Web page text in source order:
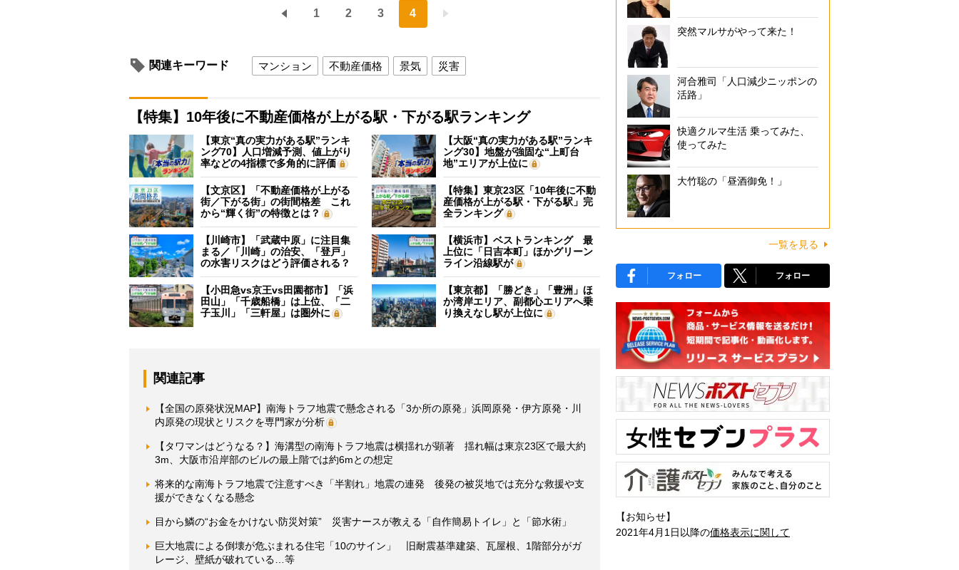
1 2 3 4
関連キーワード マンション 不動産価格 景気 災害
【特集】10年後に不動産価格が上がる駅・下がる駅ランキング
【東京“真の実力がある駅”ランキ
ング70】人口増減予測、値上がり
率などの4指標で多角的に評価
【大阪“真の実力がある駅”ランキ
ング30】地盤が強固な“上町台
地”エリアが上位に
【文京区】「不動産価格が上がる
街／下がる街」の街間格差 これ
から“輝く街”の特徴とは？
【特集】東京23区「10年後に不動
産価格が上がる駅・下がる駅」完
全ランキング
【川崎市】「武蔵中原」に注目集
まる／「川崎」の治安、「登戸」
の水害リスクはどう評価される？
【横浜市】ベストランキング 最
上位に「日吉本町」ほかグリーン
ライン沿線駅が
【小田急vs京王vs田園都市】「浜
田山」「千歳船橋」は上位、「二
子玉川」「三軒屋」は圏外に
【東京都】「勝どき」「豊洲」ほ
か湾岸エリア、副都心エリアへ乗
り換えなし駅が上位に
関連記事
【全国の原発状況MAP】南海トラフ地震で懸念される「3か所の原発」浜岡原発・伊方原発・川
内原発の現状とリスクを専門家が分析
【タワマンはどうなる？】海溝型の南海トラフ地震は横揺れが顕著 揺れ幅は東京23区で最大約
3m、大阪市沿岸部のビルの最上階では約6mとの想定
将来的な南海トラフ地震で注意すべき「半割れ」地震の連発 後発の被災地では充分な救援や支
援ができなくなる懸念
目から鱗の“お金をかけない防災対策” 災害ナースが教える「自作簡易トイレ」と「節水術」
巨大地震による倒壊が危ぶまれる住宅「10のサイン」 旧耐震基準建築、瓦屋根、1階部分がガ
レージ、壁紙が破れている…等
突然マルサがやって来た！
河合雅司「人口減少ニッポンの
活路」
快適クルマ生活 乗ってみた、
使ってみた
大竹聡の「昼酒御免！」
一覧を見る
フォロー フォロー
【お知らせ】
2021年4月1日以降の価格表示に関して